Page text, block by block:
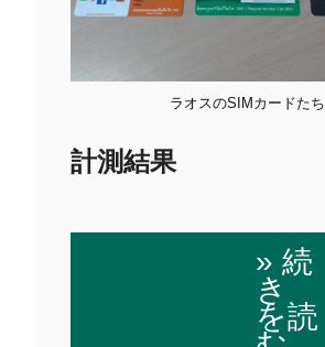
ラオスのSIMカードたち
計測結果
» 続
き
を読